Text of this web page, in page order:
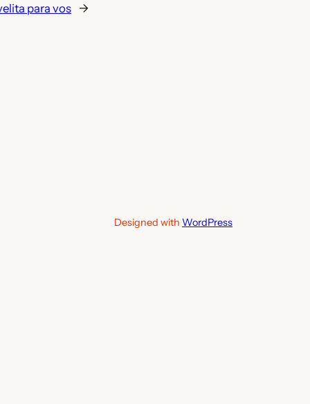
para vos →
Designed with WordPress